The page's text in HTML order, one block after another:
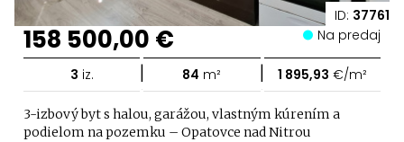
ID: 37761
158 500,00 € Na predaj
3 iz. | 84 m² | 1 895,93 €/m²
3-izbový byt s halou, garážou, vlastným kúrením a
podielom na pozemku – Opatovce nad Nitrou